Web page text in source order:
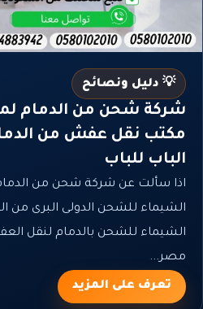
💡 دليل ونصائح
مكتب نقل عفش من
الباب للباب
اذا سألت عن شركة شحن من
الشيماء للشحن الدولى البرى من
الشيماء للشحن بالدمام لنقل
مصر...
تعرف على المزيد